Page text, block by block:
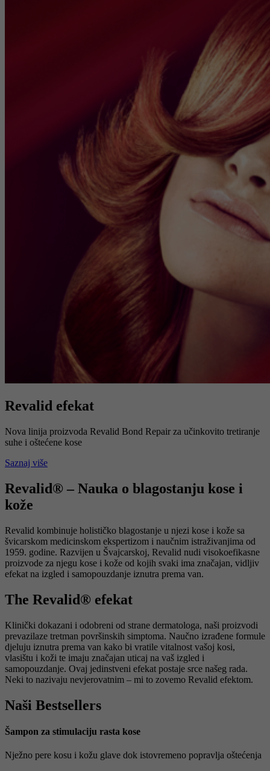
Revalid efekat
Nova linija proizvoda Revalid Bond Repair za učinkovito tretiranje
suhe i oštećene kose
Saznaj više
Revalid® – Nauka o blagostanju kose i
kože
Revalid kombinuje holističko blagostanje u njezi kose i kože sa
švicarskom medicinskom ekspertizom i naučnim istraživanjima od
1959. godine. Razvijen u Švajcarskoj, Revalid nudi visokoefikasne
proizvode za njegu kose i kože od kojih svaki ima značajan, vidljiv
efekat na izgled i samopouzdanje iznutra prema van.
The Revalid® efekat
Klinički dokazani i odobreni od strane dermatologa, naši proizvodi
prevazilaze tretman površinskih simptoma. Naučno izrađene formule
djeluju iznutra prema van kako bi vratile vitalnost vašoj kosi,
vlasištu i koži te imaju značajan uticaj na vaš izgled i
samopouzdanje. Ovaj jedinstveni efekat postaje srce našeg rada.
Neki to nazivaju nevjerovatnim – mi to zovemo Revalid efektom.
Naši Bestsellers
Šampon za stimulaciju rasta kose
Nježno pere kosu i kožu glave dok istovremeno popravlja oštećenja
Tracking the use of embedded services.